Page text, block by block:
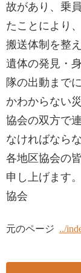
故があり、乗
たことにより
搬送体制を整
遺体の発見・
隊の出動まで
かわからない
協会の双方で
なければなら
各地区協会の
申し上げます
協会
元のページ ../